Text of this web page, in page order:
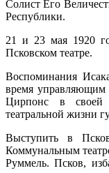
Солист Его
Республики.
21 и 23 мая 1920
Псковском театре.
Воспоминания
время управляющим
Цирпонс в своей
театральной жизни
Выступить в
Коммунальным
Руммель. Псков,